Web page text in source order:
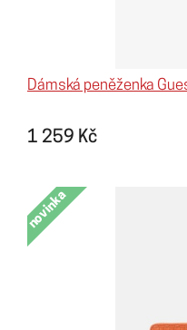
Dámská peněženka
1 259 Kč
novinka